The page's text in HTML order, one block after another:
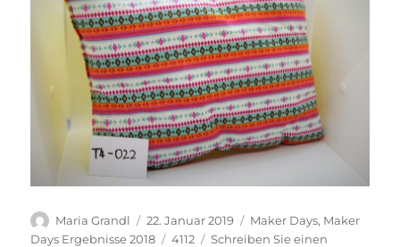
Autor
Maria Grandl
Veröffentlicht
am
22. Januar 2019 Kategorien
Maker Days, Maker
Days Ergebnisse 2018
Schlagwörter
4112
Schreiben Sie einen